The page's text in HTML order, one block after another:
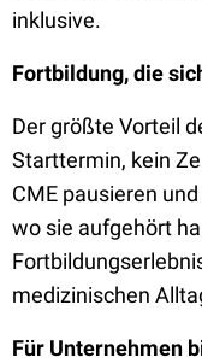
inklusive.
Fortbildung, die
Der größte Vorteil
Starttermin, kein
CME pausieren
wo sie aufgehört
medizinischen
Für Unternehmen